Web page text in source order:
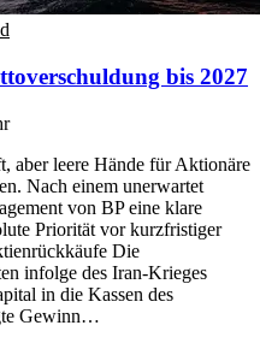
bis 2027
aber leere Hände für Aktionäre
Nach einem unerwartet
von BP eine klare
Priorität vor kurzfristiger
Die
infolge des Iran-Krieges
in die Kassen des
Gewinn…